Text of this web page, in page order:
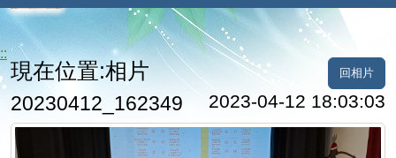
回相片
現在位置:相片
20230412_162349 2023-04-12 18:03:03